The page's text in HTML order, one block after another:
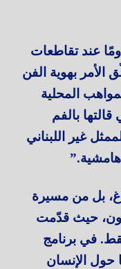
عند تقاطعات
الأمر بهوية الفن
المحلية
بالفم
غير اللبناني
هامشية.”
بل من مسيرة
حيث قدّمت
في برنامج
حول الإنسان